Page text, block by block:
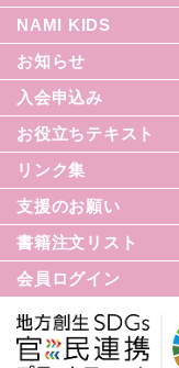
てんかん月間
てんかん基礎講座
世界てんかんの日
シリーズ援助の実際
てんかん入門シリーズ
なみセレクション
てんかんのDVD
NAMI KIDS
お知らせ
入会申込み
お役立ちテキスト
リンク集
支援のお願い
書籍注文リスト
会員ログイン